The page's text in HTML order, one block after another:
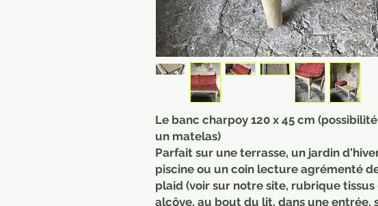
Le banc charpoy 120 x 45 cm
un matelas)
Parfait sur une terrasse, un jardin
piscine ou un coin lecture agrémenté
plaid (voir sur notre site, rubrique tissus
alcôve, au bout du lit, dans une entrée,